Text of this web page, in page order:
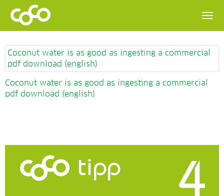
Coconut water is as good as ingesting a commercial
pdf download (english)
Coconut water is as good as ingesting a commercial
pdf download (english)
tipp 4